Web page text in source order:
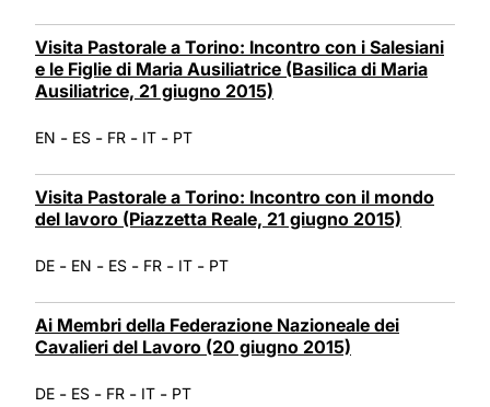
Visita Pastorale a Torino: Incontro con i Salesiani
e le Figlie di Maria Ausiliatrice (Basilica di Maria
Ausiliatrice, 21 giugno 2015)
EN - ES - FR - IT - PT
Visita Pastorale a Torino: Incontro con il mondo
del lavoro (Piazzetta Reale, 21 giugno 2015)
DE - EN - ES - FR - IT - PT
Ai Membri della Federazione Nazioneale dei
Cavalieri del Lavoro (20 giugno 2015)
DE - ES - FR - IT - PT